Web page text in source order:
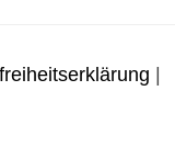
|